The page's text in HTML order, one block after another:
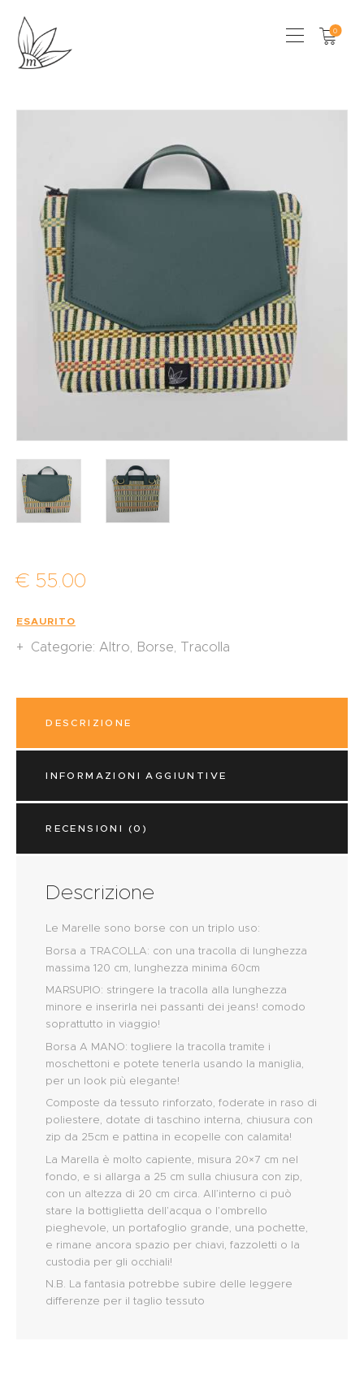
0
LOCAL STORES
€ 55.00
ESAURITO
Categorie: Altro Borse Tracolla
DESCRIZIONE
INFORMAZIONI AGGIUNTIVE
RECENSIONI (0)
Descrizione
Le Marelle sono borse con un triplo uso:
Borsa a TRACOLLA: con una tracolla di lunghezza
massima 120 cm, lunghezza minima 60cm
MARSUPIO: stringere la tracolla alla lunghezza
minore e inserirla nei passanti dei jeans! comodo
soprattutto in viaggio!
Borsa A MANO: togliere la tracolla tramite i
moschettoni e potete tenerla usando la maniglia,
per un look più elegante!
Composte da tessuto rinforzato, foderate in raso di
poliestere, dotate di taschino interna, chiusura con
zip da 25cm e pattina in ecopelle con calamita!
La Marella è molto capiente, misura 20×7 cm nel
fondo, e si allarga a 25 cm sulla chiusura con zip,
con un altezza di 20 cm circa. All’interno ci può
stare la bottiglietta dell’acqua o l’ombrello
pieghevole, un portafoglio grande, una pochette,
e rimane ancora spazio per chiavi, fazzoletti o la
custodia per gli occhiali!
N.B. La fantasia potrebbe subire delle leggere
differenze per il taglio tessuto